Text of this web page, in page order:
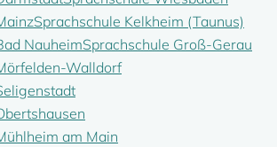
Sprachschule Kelkheim (Taunus)
NauheimSprachschule Groß-Gerau
Walldorf
am Main